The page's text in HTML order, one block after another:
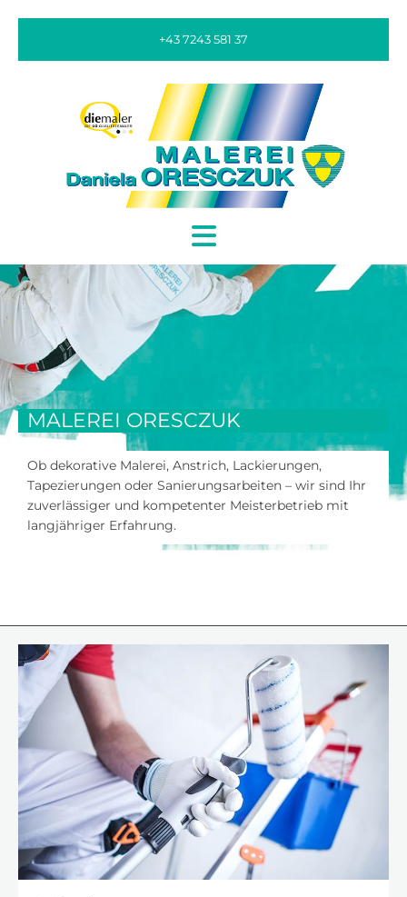
+43 7243 581 37
MALEREI ORESCZUK
Ob dekorative Malerei, Anstrich, Lackierungen,
Tapezierungen oder Sanierungsarbeiten – wir sind Ihr
zuverlässiger und kompetenter Meisterbetrieb mit
langjähriger Erfahrung.